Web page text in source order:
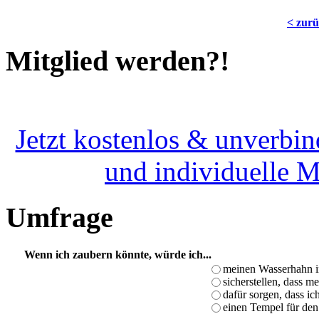
<
Mitglied werden?!
Jetzt kostenlos &
und individuelle
Umfrage
Wenn ich zaubern könnte, würde ich...
meinen
sicherstellen, dass
dafür sorgen, dass
einen Tempel für